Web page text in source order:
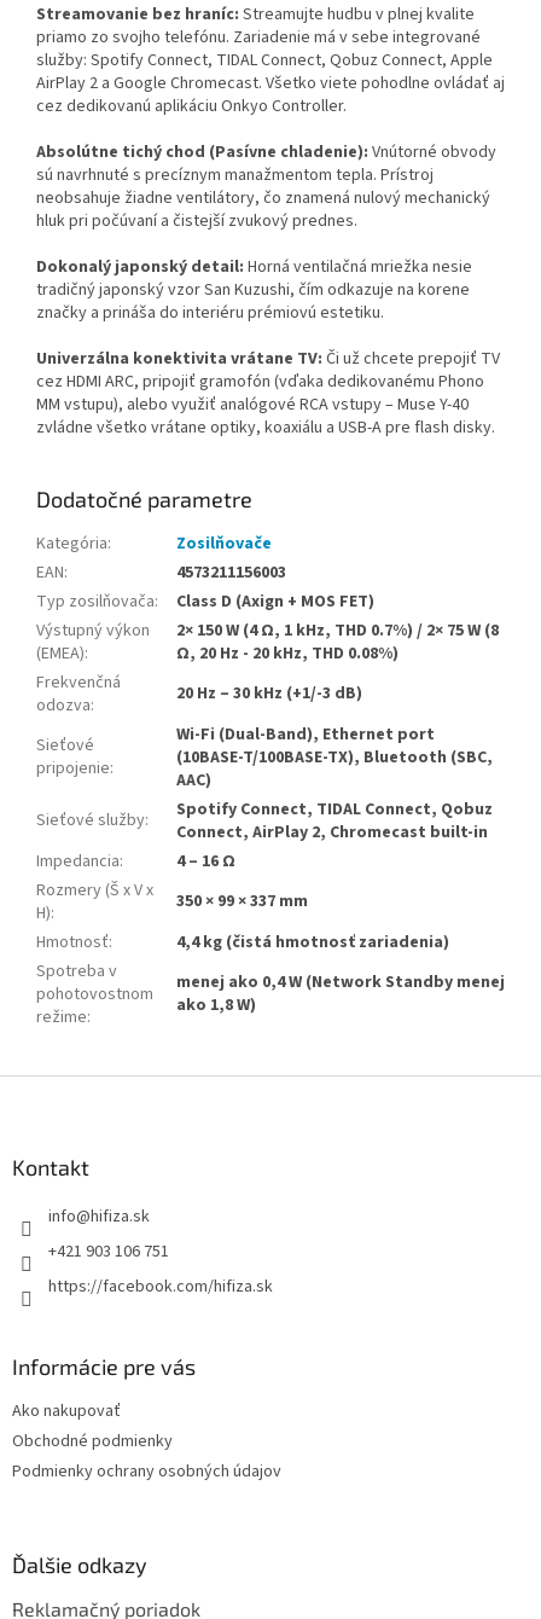
Streamovanie bez hraníc: Streamujte hudbu v plnej kvalite
priamo zo svojho telefónu. Zariadenie má v sebe integrované
služby: Spotify Connect, TIDAL Connect, Qobuz Connect, Apple
AirPlay 2 a Google Chromecast. Všetko viete pohodlne ovládať aj
cez dedikovanú aplikáciu Onkyo Controller.
Absolútne tichý chod (Pasívne chladenie): Vnútorné obvody
sú navrhnuté s precíznym manažmentom tepla. Prístroj
neobsahuje žiadne ventilátory, čo znamená nulový mechanický
hluk pri počúvaní a čistejší zvukový prednes.
Dokonalý japonský detail: Horná ventilačná mriežka nesie
tradičný japonský vzor San Kuzushi, čím odkazuje na korene
značky a prináša do interiéru prémiovú estetiku.
Univerzálna konektivita vrátane TV: Či už chcete prepojiť TV
cez HDMI ARC, pripojiť gramofón (vďaka dedikovanému Phono
MM vstupu), alebo využiť analógové RCA vstupy – Muse Y-40
zvládne všetko vrátane optiky, koaxiálu a USB-A pre flash disky.
Dodatočné parametre
Kategória:
Zosilňovače
EAN:
4573211156003
Typ zosilňovača:
Class D (Axign + MOS FET)
Výstupný výkon
(EMEA):
2× 150 W (4 Ω, 1 kHz, THD 0.7%) / 2× 75 W (8
Ω, 20 Hz - 20 kHz, THD 0.08%)
Frekvenčná
odozva: 20 Hz – 30 kHz (+1/-3 dB)
Sieťové
pripojenie:
Wi-Fi (Dual-Band), Ethernet port
(10BASE-T/100BASE-TX), Bluetooth (SBC,
AAC)
Sieťové služby:
Spotify Connect, TIDAL Connect, Qobuz
Connect, AirPlay 2, Chromecast built-in
Impedancia:
4 – 16 Ω
Rozmery (Š x V x
H):
350 × 99 × 337 mm
Hmotnosť:
4,4 kg (čistá hmotnosť zariadenia)
Spotreba v
pohotovostnom
režime:
menej ako 0,4 W (Network Standby menej
ako 1,8 W)
Kontakt
info@hifiza.sk
+421 903 106 751
https://facebook.com/hifiza.sk
Informácie pre vás
Ako nakupovať
Obchodné podmienky
Podmienky ochrany osobných údajov
Ďalšie odkazy
Reklamačný poriadok